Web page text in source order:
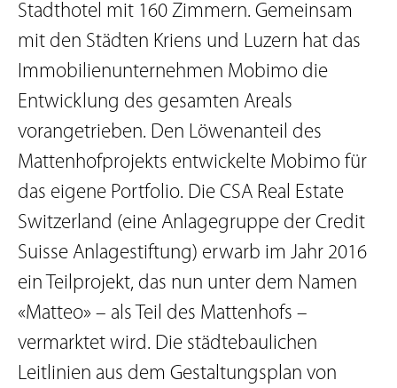
Stadthotel mit 160 Zimmern. Gemeinsam
mit den Städten Kriens und Luzern hat das
Immobilienunternehmen Mobimo die
Entwicklung des gesamten Areals
vorangetrieben. Den Löwenanteil des
Mattenhofprojekts entwickelte Mobimo für
das eigene Portfolio. Die CSA Real Estate
Switzerland (eine Anlagegruppe der Credit
Suisse Anlagestiftung) erwarb im Jahr 2016
ein Teilprojekt, das nun unter dem Namen
«Matteo» – als Teil des Mattenhofs –
vermarktet wird. Die städtebaulichen
Leitlinien aus dem Gestaltungsplan von